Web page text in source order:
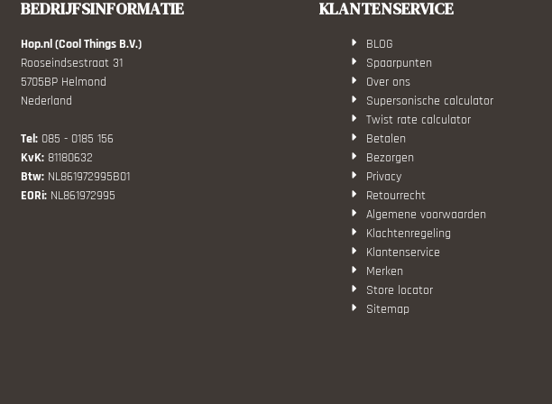
BEDRIJFSINFORMATIE
Hop.nl (Cool Things B.V.)
Rooseindsestraat 31
5705BP Helmond
Nederland
Tel: 085 - 0185 156
KvK: 81180632
Btw: NL861972995B01
EORi: NL861972995
KLANTENSERVICE
BLOG
Spaarpunten
Over ons
Supersonische calculator
Twist rate calculator
Betalen
Bezorgen
Privacy
Retourrecht
Algemene voorwaarden
Klachtenregeling
Klantenservice
Merken
Store locator
Sitemap